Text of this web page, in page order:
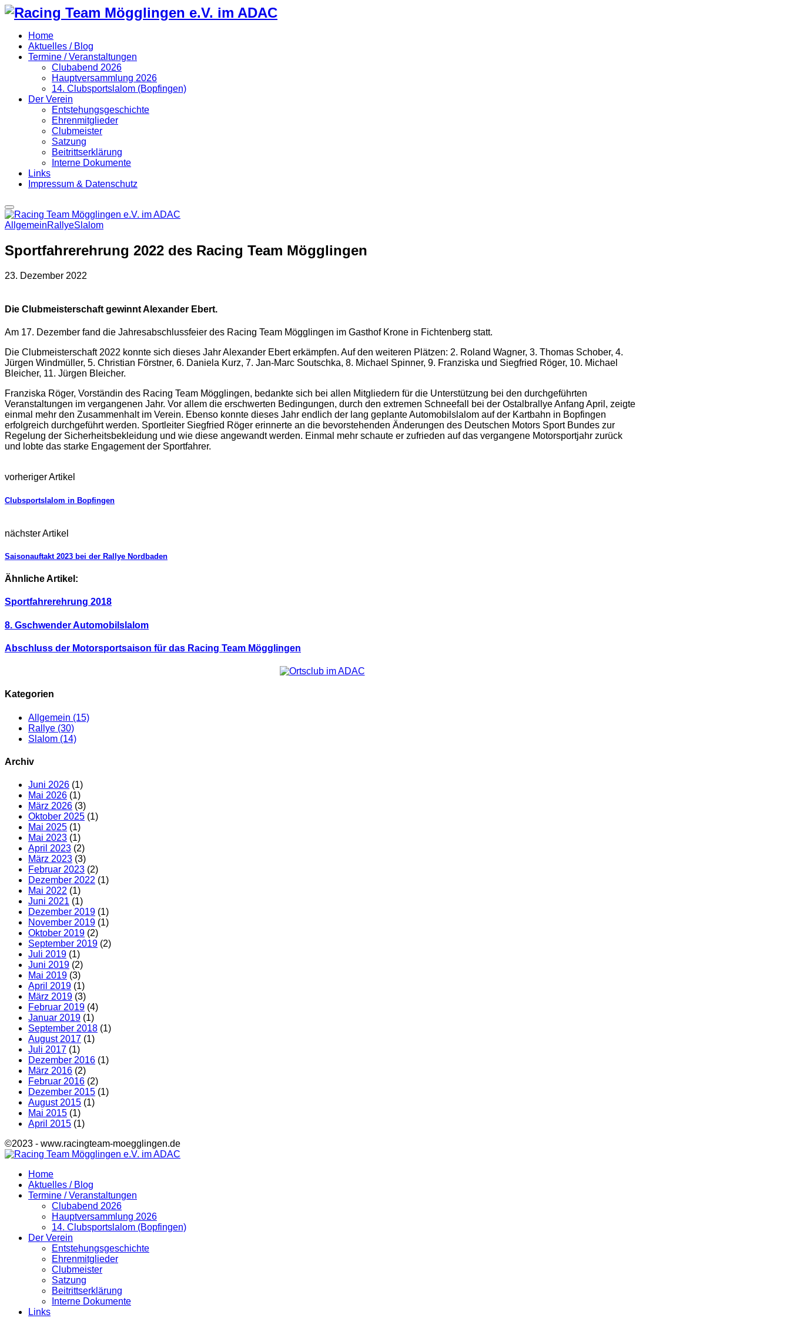
Home
Aktuelles / Blog
Termine / Veranstaltungen
Clubabend 2026
Hauptversammlung 2026
14. Clubsportslalom (Bopfingen)
Der Verein
Entstehungsgeschichte
Ehrenmitglieder
Clubmeister
Satzung
Beitrittserklärung
Interne Dokumente
Links
Impressum & Datenschutz
Primary
Menu
AllgemeinRallyeSlalom
Sportfahrerehrung 2022 des Racing Team Mögglingen
23. Dezember 2022
Die Clubmeisterschaft gewinnt Alexander Ebert.
Am 17. Dezember fand die Jahresabschlussfeier des Racing Team Mögglingen im Gasthof Krone in Fichtenberg statt.
Die Clubmeisterschaft 2022 konnte sich dieses Jahr Alexander Ebert erkämpfen. Auf den weiteren Plätzen: 2. Roland Wagner, 3. Thomas Schober, 4.
Jürgen Windmüller, 5. Christian Förstner, 6. Daniela Kurz, 7. Jan-Marc Soutschka, 8. Michael Spinner, 9. Franziska und Siegfried Röger, 10. Michael
Bleicher, 11. Jürgen Bleicher.
Franziska Röger, Vorständin des Racing Team Mögglingen, bedankte sich bei allen Mitgliedern für die Unterstützung bei den durchgeführten
Veranstaltungen im vergangenen Jahr. Vor allem die erschwerten Bedingungen, durch den extremen Schneefall bei der Ostalbrallye Anfang April, zeigte
einmal mehr den Zusammenhalt im Verein. Ebenso konnte dieses Jahr endlich der lang geplante Automobilslalom auf der Kartbahn in Bopfingen
erfolgreich durchgeführt werden. Sportleiter Siegfried Röger erinnerte an die bevorstehenden Änderungen des Deutschen Motors Sport Bundes zur
Regelung der Sicherheitsbekleidung und wie diese angewandt werden. Einmal mehr schaute er zufrieden auf das vergangene Motorsportjahr zurück
und lobte das starke Engagement der Sportfahrer.
vorheriger Artikel
Clubsportslalom in Bopfingen
nächster Artikel
Saisonauftakt 2023 bei der Rallye Nordbaden
Ähnliche Artikel:
Sportfahrerehrung 2018
8. Gschwender Automobilslalom
Abschluss der Motorsportsaison für das Racing Team Mögglingen
Kategorien
Allgemein (15)
Rallye (30)
Slalom (14)
Archiv
Juni 2026 (1)
Mai 2026 (1)
März 2026 (3)
Oktober 2025 (1)
Mai 2025 (1)
Mai 2023 (1)
April 2023 (2)
März 2023 (3)
Februar 2023 (2)
Dezember 2022 (1)
Mai 2022 (1)
Juni 2021 (1)
Dezember 2019 (1)
November 2019 (1)
Oktober 2019 (2)
September 2019 (2)
Juli 2019 (1)
Juni 2019 (2)
Mai 2019 (3)
April 2019 (1)
März 2019 (3)
Februar 2019 (4)
Januar 2019 (1)
September 2018 (1)
August 2017 (1)
Juli 2017 (1)
Dezember 2016 (1)
März 2016 (2)
Februar 2016 (2)
Dezember 2015 (1)
August 2015 (1)
Mai 2015 (1)
April 2015 (1)
©2023 - www.racingteam-moegglingen.de
Home
Aktuelles / Blog
Termine / Veranstaltungen
Clubabend 2026
Hauptversammlung 2026
14. Clubsportslalom (Bopfingen)
Der Verein
Entstehungsgeschichte
Ehrenmitglieder
Clubmeister
Satzung
Beitrittserklärung
Interne Dokumente
Links